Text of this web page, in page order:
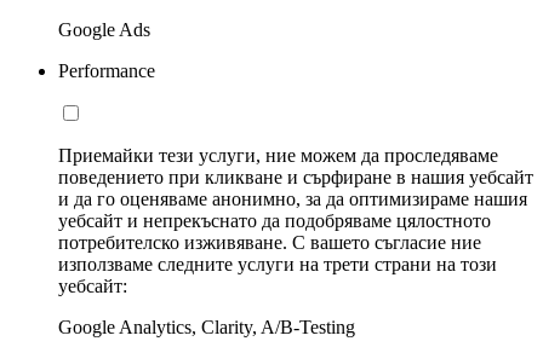
Google Ads
Performance
Приемайки тези услуги, ние можем да проследяваме
поведението при кликване и сърфиране в нашия уебсайт
и да го оценяваме анонимно, за да оптимизираме нашия
уебсайт и непрекъснато да подобряваме цялостното
потребителско изживяване. С вашето съгласие ние
използваме следните услуги на трети страни на този
уебсайт:
Google Analytics, Clarity, A/B-Testing